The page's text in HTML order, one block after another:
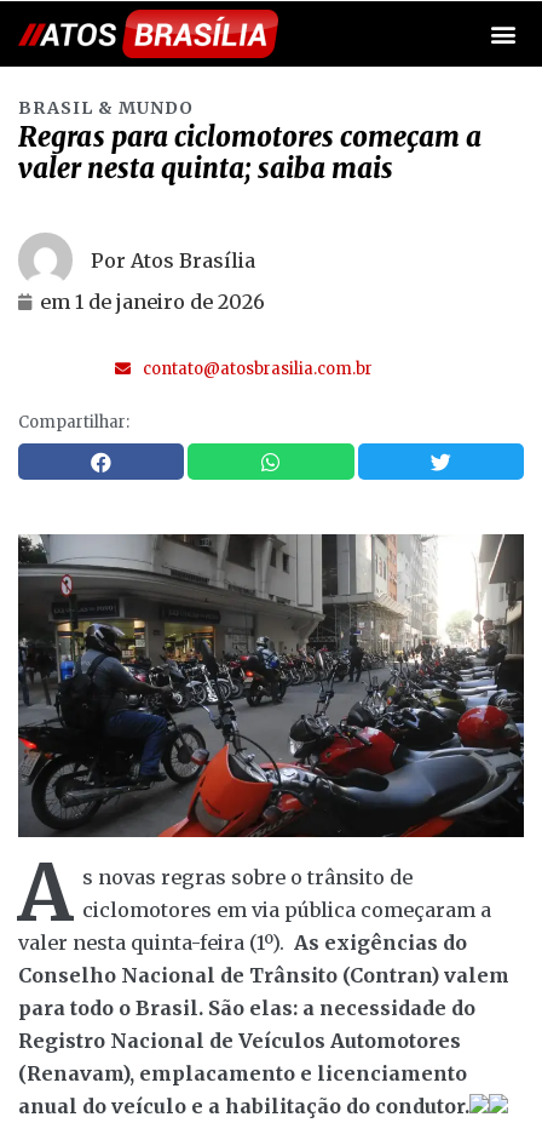
BRASIL & MUNDO
Regras para ciclomotores começam a
valer nesta quinta; saiba mais
Por Atos Brasília
em 1 de janeiro de 2026
contato@atosbrasilia.com.br
Compartilhar:
A s novas regras sobre o trânsito de
ciclomotores em via pública começaram a
valer nesta quinta-feira (1º). As exigências do
Conselho Nacional de Trânsito (Contran) valem
para todo o Brasil. São elas: a necessidade do
Registro Nacional de Veículos Automotores
(Renavam), emplacamento e licenciamento
anual do veículo e a habilitação do condutor.